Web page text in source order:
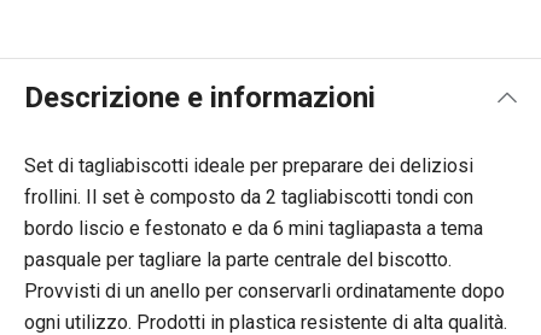
Descrizione e informazioni
Set di tagliabiscotti ideale per preparare dei deliziosi
frollini. Il set è composto da 2 tagliabiscotti tondi con
bordo liscio e festonato e da 6 mini tagliapasta a tema
pasquale per tagliare la parte centrale del biscotto.
Provvisti di un anello per conservarli ordinatamente dopo
ogni utilizzo. Prodotti in plastica resistente di alta qualità.